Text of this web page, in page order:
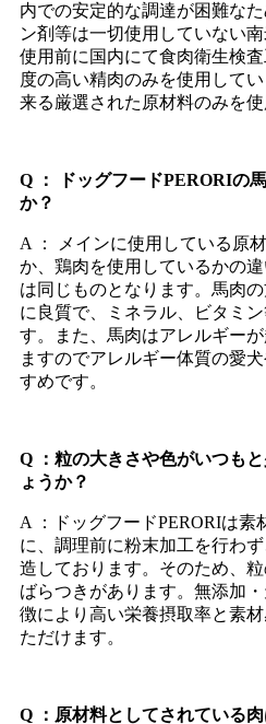
内での安定的な調達が困難な
ン剤等は一切使用していない
使用前に国内にて食肉衛生検
度の高い精肉のみを使用して
来る厳選された原材料のみを使
Q ： ドッグフードPERORIの
か？
A ： メインに使用している原
か、鶏肉を使用しているかの
は同じものとなります。馬肉
に良質で、ミネラル、ビタミ
す。また、馬肉はアレルギー
ますのでアレルギー体質の愛
すめです。
Q ：粒の大きさや色がいつも
ょうか？
A ：ドッグフードPERORIは
に、調理前に粉末加工を行わ
造しております。そのため、
ばらつきがあります。無添加
徴により高い栄養摂取率と素
ただけます。
Q ：原材料としてされている